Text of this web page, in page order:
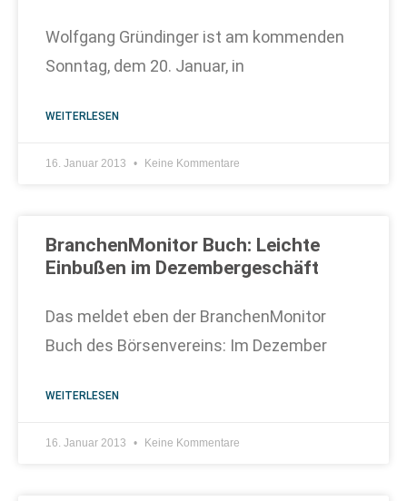
Wolfgang Gründinger ist am kommenden
Sonntag, dem 20. Januar, in
WEITERLESEN
16. Januar 2013 Keine Kommentare
BranchenMonitor Buch: Leichte
Einbußen im Dezembergeschäft
Das meldet eben der BranchenMonitor
Buch des Börsenvereins: Im Dezember
WEITERLESEN
16. Januar 2013 Keine Kommentare